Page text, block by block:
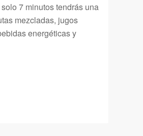
7 minutos tendrás una
mezcladas, jugos
energéticas y